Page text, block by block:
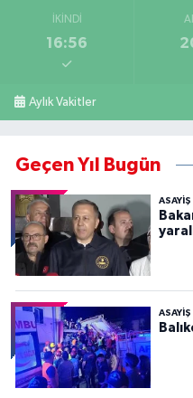
İKINDI
16:56
Aylık Vakitler
Geçen Yıl Bugün
ASAYİŞ
ASAYİŞ